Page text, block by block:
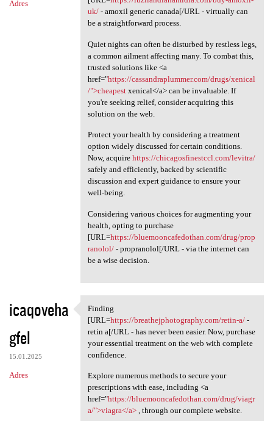
Adres
uk/- amoxil generic canada[/URL - virtually can
be a straightforward process.
Quiet nights can often be disturbed by restless legs,
a common ailment affecting many. To combat this,
trusted solutions like <a
href="https://cassandraplummer.com/drugs/xenical
/">cheapestxenical</a> can be invaluable. If
you're seeking relief, consider acquiring this
solution on the web.
Protect your health by considering a treatment
option widely discussed for certain conditions.
Now, acquire https://chicagosfinestccl.com/levitra/
safely and efficiently, backed by scientific
discussion and expert guidance to ensure your
well-being.
Considering various choices for augmenting your
health, opting to purchase
[URL=https://bluemooncafedothan.com/drug/prop
ranolol/- propranolol[/URL - via the internet can
be a wise decision.
icaqoveha
gfel
15.01.2025
Adres
Finding [URL=https:/
Finding
[URL=https://breathejphotography.com/retin-a/-
retin a[/URL - has never been easier. Now, purchase
your essential treatment on the web with complete
confidence.
Explore numerous methods to secure your
prescriptions with ease, including <a
href="https://bluemooncafedothan.com/drug/viagr
a/">viagra</a>, through our complete website.